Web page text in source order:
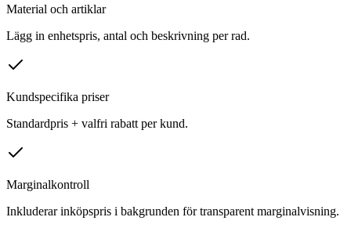
Material och artiklar
Lägg in enhetspris, antal och beskrivning per rad.
Kundspecifika priser
Standardpris + valfri rabatt per kund.
Marginalkontroll
Inkluderar inköpspris i bakgrunden för transparent marginalvisning.